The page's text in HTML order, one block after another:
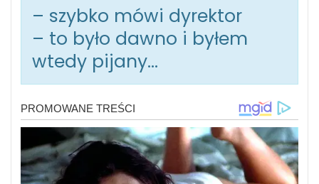
– szybko mówi dyrektor
– to było dawno i byłem
wtedy pijany…